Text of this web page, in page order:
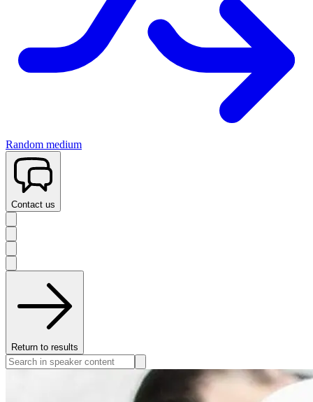
Random medium
Contact us
Return to results